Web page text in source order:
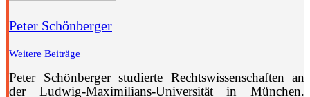
Peter Schönberger
Weitere Beiträge
Peter Schönberger studierte Rechtswissenschaften an
der Ludwig-Maximilians-Universität in München.